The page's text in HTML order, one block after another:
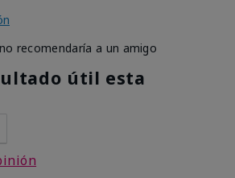
recomendaría a un amigo
útil esta